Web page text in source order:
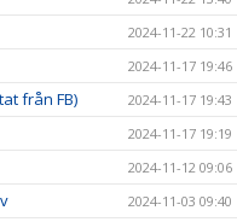
2024-11-22 10:31
2024-11-17 19:46
från FB) 2024-11-17 19:43
2024-11-17 19:19
2024-11-12 09:06
2024-11-03 09:40